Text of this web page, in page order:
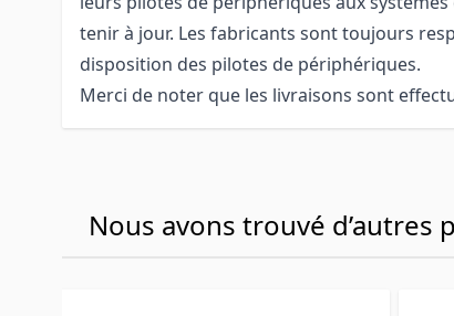
tenir à jour. Les fabricants sont toujours
disposition des pilotes de périphériques.
Merci de noter que les livraisons sont
Nous avons trouvé